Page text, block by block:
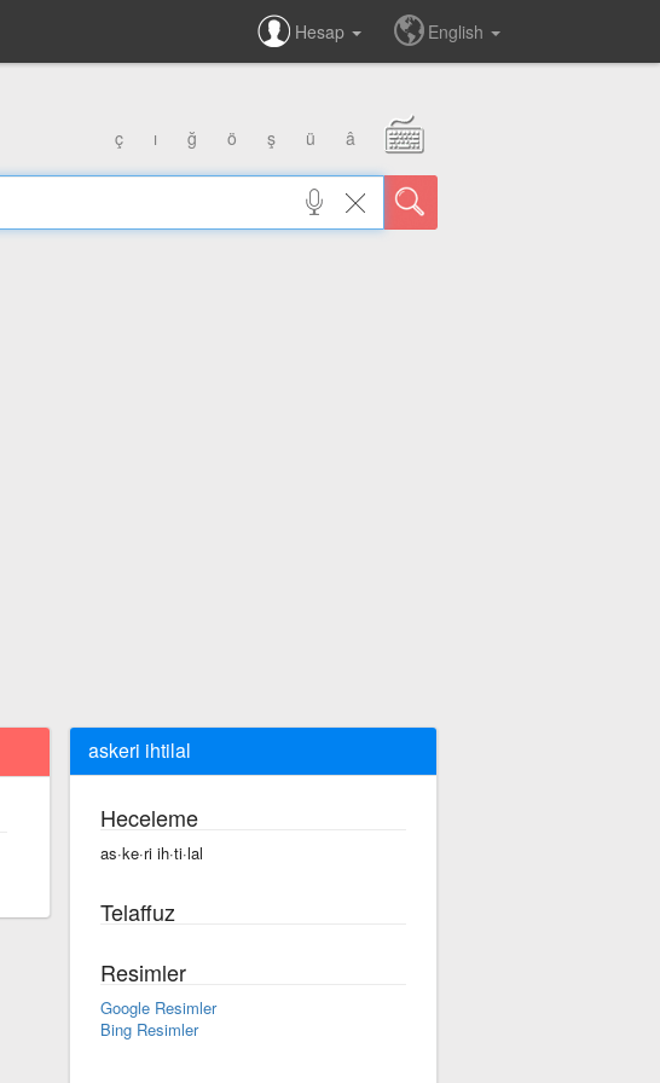
Hesap English
ç ı ğ ö ş ü â
askeri ihtilal
Heceleme
as·ke·ri ih·ti·lal
Telaffuz
Resimler
Google Resimler
Bing Resimler